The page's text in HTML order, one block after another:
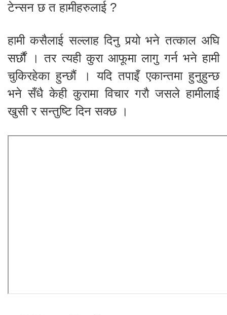
टेन्सन छ त हामीहरुलाई ?
हामी कसैलाई सल्लाह दिनु पर्‍यो भने तत्काल अघि
सर्छौं । तर त्यही कुरा आफूमा लागु गर्न भने हामी
चुकिरहेका हुन्छौं । यदि तपाइँ एकान्तमा हुनुहुन्छ
भने सँधै केही कुरामा विचार गराै जसले हामीलाई
खुसी र सन्तुष्टि दिन सक्छ ।